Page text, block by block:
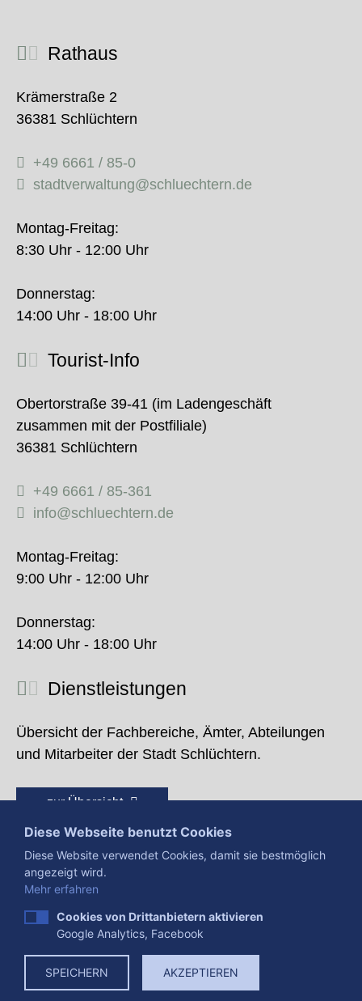
Rathaus
Krämerstraße 2
36381 Schlüchtern
+49 6661 / 85-0
stadtverwaltung@schluechtern.de
Montag-Freitag:
8:30 Uhr - 12:00 Uhr
Donnerstag:
14:00 Uhr - 18:00 Uhr
Tourist-Info
Obertorstraße 39-41 (im Ladengeschäft
zusammen mit der Postfiliale)
36381 Schlüchtern
+49 6661 / 85-361
info@schluechtern.de
Montag-Freitag:
9:00 Uhr - 12:00 Uhr
Donnerstag:
14:00 Uhr - 18:00 Uhr
Dienstleistungen
Übersicht der Fachbereiche, Ämter, Abteilungen
und Mitarbeiter der Stadt Schlüchtern.
zur Übersicht
Presse Impressum
Datenschutzerklärung
Datenverarbeitung
Cookies
Diese Webseite benutzt Cookies
Diese Website verwendet Cookies, damit sie bestmöglich
angezeigt wird.
Mehr erfahren
Cookies von Drittanbietern aktivieren
Google Analytics, Facebook
SPEICHERN AKZEPTIEREN